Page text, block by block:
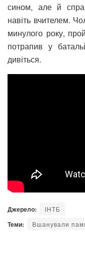
сином, але й
навіть вчителем.
минулого року,
потрапив у
дивіться.
Джерело: ІНТБ
Теми: Вшанували